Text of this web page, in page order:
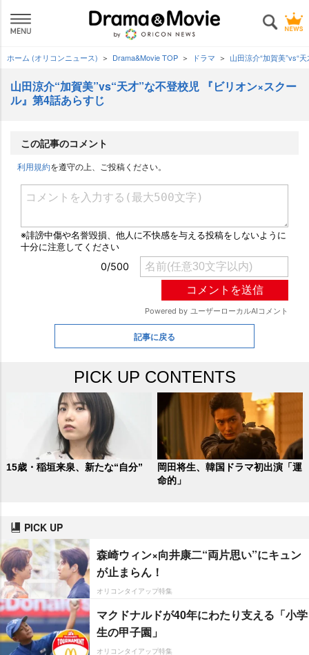
ホーム (オリコンニュース) Drama&Movie TOP ドラマ 山田涼介“加賀美”vs“
山田涼介“加賀美”vs“天才”な不登校児 『ビリオン×スクー
ル』第4話あらすじ
この記事のコメント
利用規約を遵守の上、ご投稿ください。
記事に戻る
PICK UP CONTENTS
15歳・稲垣来泉、新たな“自分”
岡田将生、韓国ドラマ初出演「運
命的」
PICK UP
森崎ウィン×向井康二“両片思い”にキュン
が止まらん！
オリコンタイアップ特集
マクドナルドが40年にわたり支える「小学
生の甲子園」
オリコンタイアップ特集